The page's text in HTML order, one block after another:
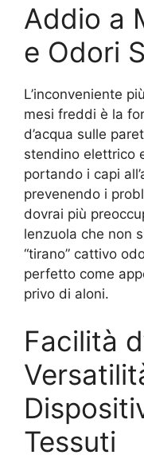
Addio a
e Odori
L’inconveniente
mesi freddi è la
d’acqua sulle
stendino elettrico
portando i capi
prevenendo i
dovrai più
lenzuola che non
“tirano” cattivo
perfetto come
privo di aloni.
Facilità
Tessuti